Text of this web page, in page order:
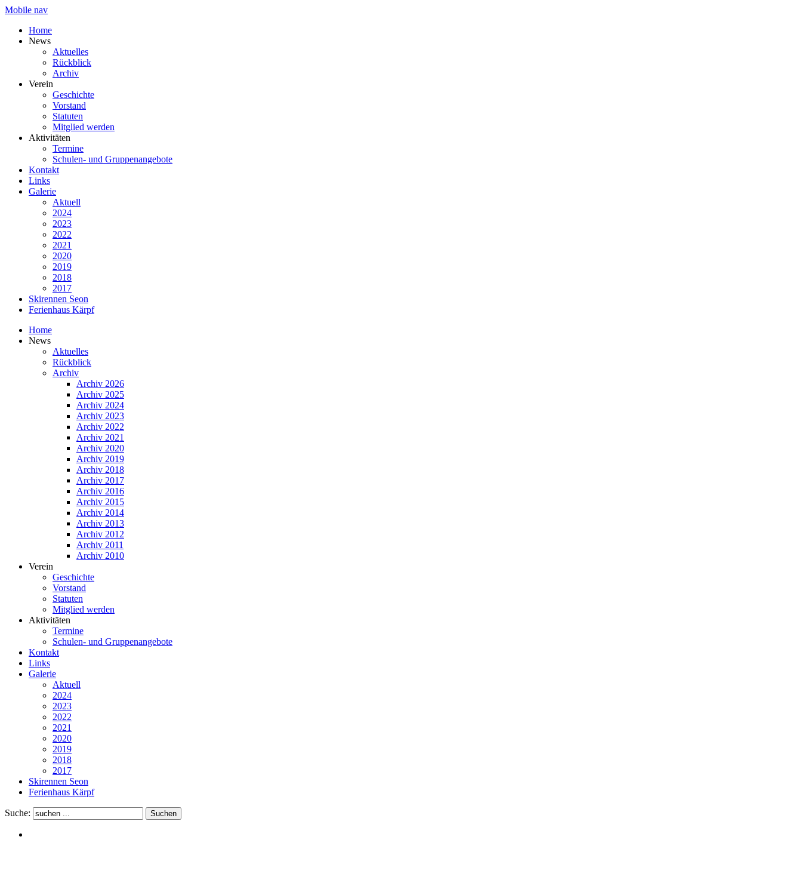
Mobile nav
Home
News
Aktuelles
Rückblick
Archiv
Verein
Geschichte
Vorstand
Statuten
Mitglied werden
Aktivitäten
Termine
Schulen- und Gruppenangebote
Kontakt
Links
Galerie
Aktuell
2024
2023
2022
2021
2020
2019
2018
2017
Skirennen Seon
Ferienhaus Kärpf
Home
News
Aktuelles
Rückblick
Archiv
Archiv 2026
Archiv 2025
Archiv 2024
Archiv 2023
Archiv 2022
Archiv 2021
Archiv 2020
Archiv 2019
Archiv 2018
Archiv 2017
Archiv 2016
Archiv 2015
Archiv 2014
Archiv 2013
Archiv 2012
Archiv 2011
Archiv 2010
Verein
Geschichte
Vorstand
Statuten
Mitglied werden
Aktivitäten
Termine
Schulen- und Gruppenangebote
Kontakt
Links
Galerie
Aktuell
2024
2023
2022
2021
2020
2019
2018
2017
Skirennen Seon
Ferienhaus Kärpf
Suche: